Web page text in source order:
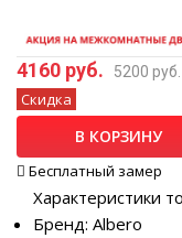
4160 руб. 5200 руб.
Скидка
В КОРЗИНУ
Бесплатный замер
Характеристики
Бренд: Albero